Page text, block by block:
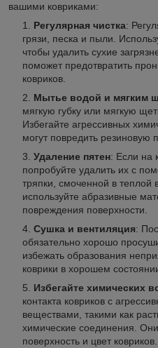
вашими ковриками:
Регулярная чистка:
грязи, песка и пыли.
чтобы удалить сухие
поможет предотвратить
ковриков.
Мытье водой и мягким
мягкую губку или мягкую
Избегайте агрессивных
могут повредить резиновую
Удаление пятен: Если на
попробуйте удалить их с
тряпки, смоченной в
используйте абразивные
повреждения поверхности.
Сушка и вентиляция:
обязательно хорошо
избежать образования
коврики в хорошем
Избегайте химических
контакта ковриков с
веществами, такими как
химические соединения.
поверхность и цвет ковриков.